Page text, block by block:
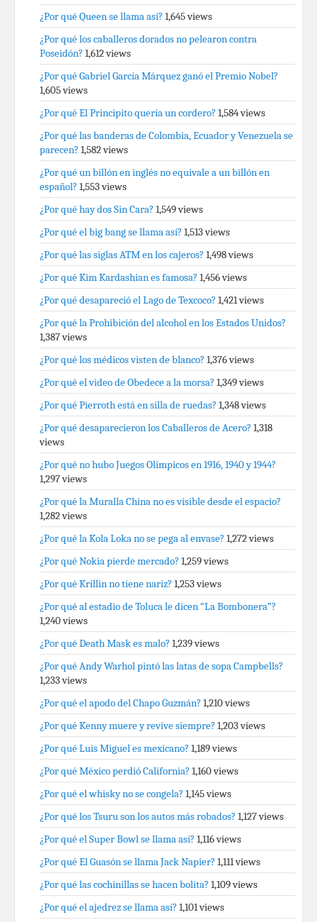
¿Por qué Queen se llama así? 1,645 views
¿Por qué los caballeros dorados no pelearon contra
Poseidón? 1,612 views
¿Por qué Gabriel García Márquez ganó el Premio Nobel?
1,605 views
¿Por qué El Principito quería un cordero? 1,584 views
¿Por qué las banderas de Colombia, Ecuador y Venezuela se
parecen? 1,582 views
¿Por qué un billón en inglés no equivale a un billón en
español? 1,553 views
¿Por qué hay dos Sin Cara? 1,549 views
¿Por qué el big bang se llama así? 1,513 views
¿Por qué las siglas ATM en los cajeros? 1,498 views
¿Por qué Kim Kardashian es famosa? 1,456 views
¿Por qué desapareció el Lago de Texcoco? 1,421 views
¿Por qué la Prohibición del alcohol en los Estados Unidos?
1,387 views
¿Por qué los médicos visten de blanco? 1,376 views
¿Por qué el video de Obedece a la morsa? 1,349 views
¿Por qué Pierroth está en silla de ruedas? 1,348 views
¿Por qué desaparecieron los Caballeros de Acero? 1,318
views
¿Por qué no hubo Juegos Olímpicos en 1916, 1940 y 1944?
1,297 views
¿Por qué la Muralla China no es visible desde el espacio?
1,282 views
¿Por qué la Kola Loka no se pega al envase? 1,272 views
¿Por qué Nokia pierde mercado? 1,259 views
¿Por qué Krillin no tiene nariz? 1,253 views
¿Por qué al estadio de Toluca le dicen “La Bombonera”?
1,240 views
¿Por qué Death Mask es malo? 1,239 views
¿Por qué Andy Warhol pintó las latas de sopa Campbells?
1,233 views
¿Por qué el apodo del Chapo Guzmán? 1,210 views
¿Por qué Kenny muere y revive siempre? 1,203 views
¿Por qué Luis Miguel es mexicano? 1,189 views
¿Por qué México perdió California? 1,160 views
¿Por qué el whisky no se congela? 1,145 views
¿Por qué los Tsuru son los autos más robados? 1,127 views
¿Por qué el Super Bowl se llama así? 1,116 views
¿Por qué El Guasón se llama Jack Napier? 1,111 views
¿Por qué las cochinillas se hacen bolita? 1,109 views
¿Por qué el ajedrez se llama así? 1,101 views